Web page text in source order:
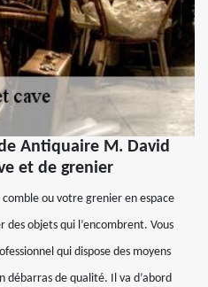
Antiquaire M. David
et de grenier
ou votre grenier en espace
des objets qui l’encombrent. Vous
qui dispose des moyens
de qualité. Il va d’abord